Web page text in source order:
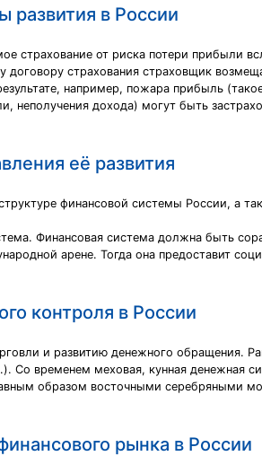
развития в России
страхование от риска потери прибыли
страхования страховщик
например, пожара прибыль
неполучения дохода) могут быть
её развития
финансовой системы России, а
Финансовая система должна быть
арене. Тогда она предоставит
контроля в России
и развитию денежного обращения.
Со временем меховая, кунная денежная
образом восточными серебряными
рынка в России